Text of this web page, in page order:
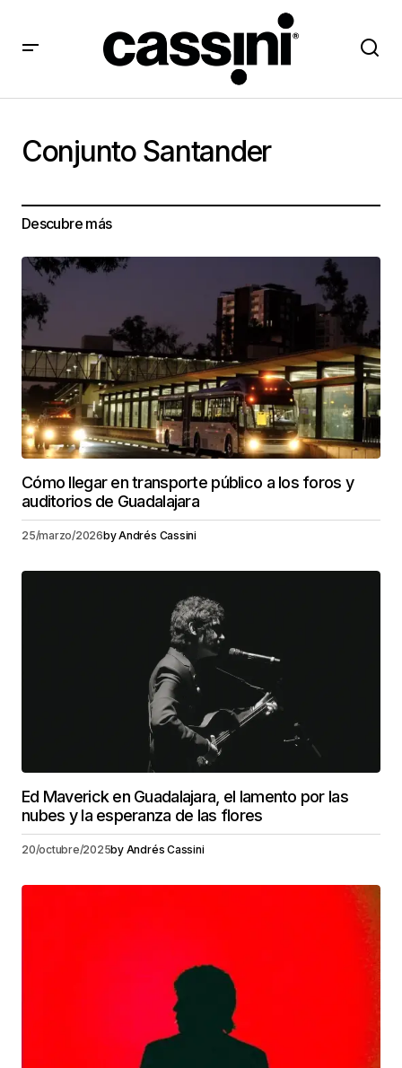
Conjunto Santander
Descubre más
Cómo llegar en transporte público a los foros y
auditorios de Guadalajara
25/marzo/2026byAndrés Cassini
Ed Maverick en Guadalajara, el lamento por las
nubes y la esperanza de las flores
20/octubre/2025by Andrés Cassini